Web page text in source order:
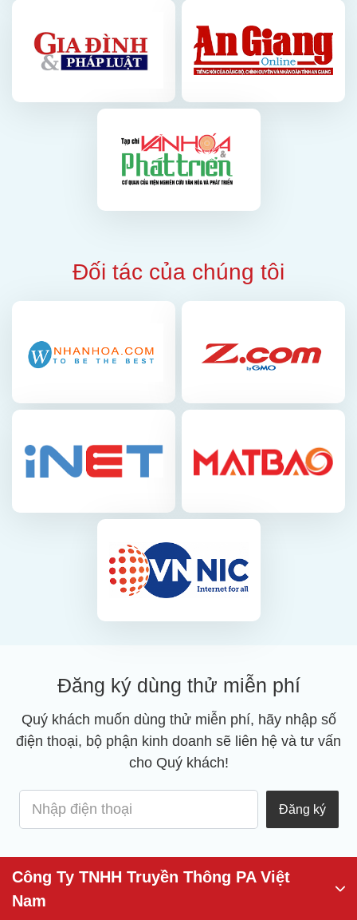
Đối tác của chúng tôi
Đăng ký dùng thử miễn phí
Quý khách muốn dùng thử miễn phí, hãy nhập số
điện thoại, bộ phận kinh doanh sẽ liên hệ và tư vấn
cho Quý khách!
Đăng ký
Công Ty TNHH Truyền Thông PA Việt
Nam